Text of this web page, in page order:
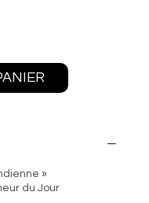
»
du Jour